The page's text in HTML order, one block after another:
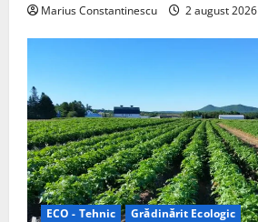
Marius Constantinescu 2 august 2026
ECO - Tehnic Grădinărit Ecologic